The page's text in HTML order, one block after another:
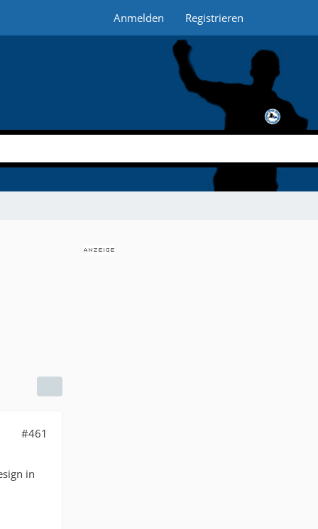
Anmelden Registrieren
#461
in